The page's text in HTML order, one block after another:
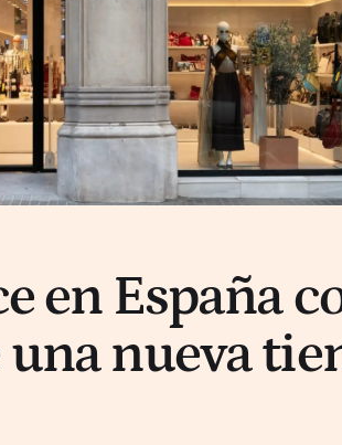
en España
nueva